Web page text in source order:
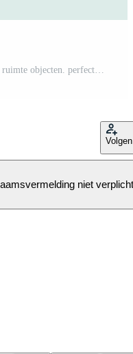
Volgen
niet verplicht